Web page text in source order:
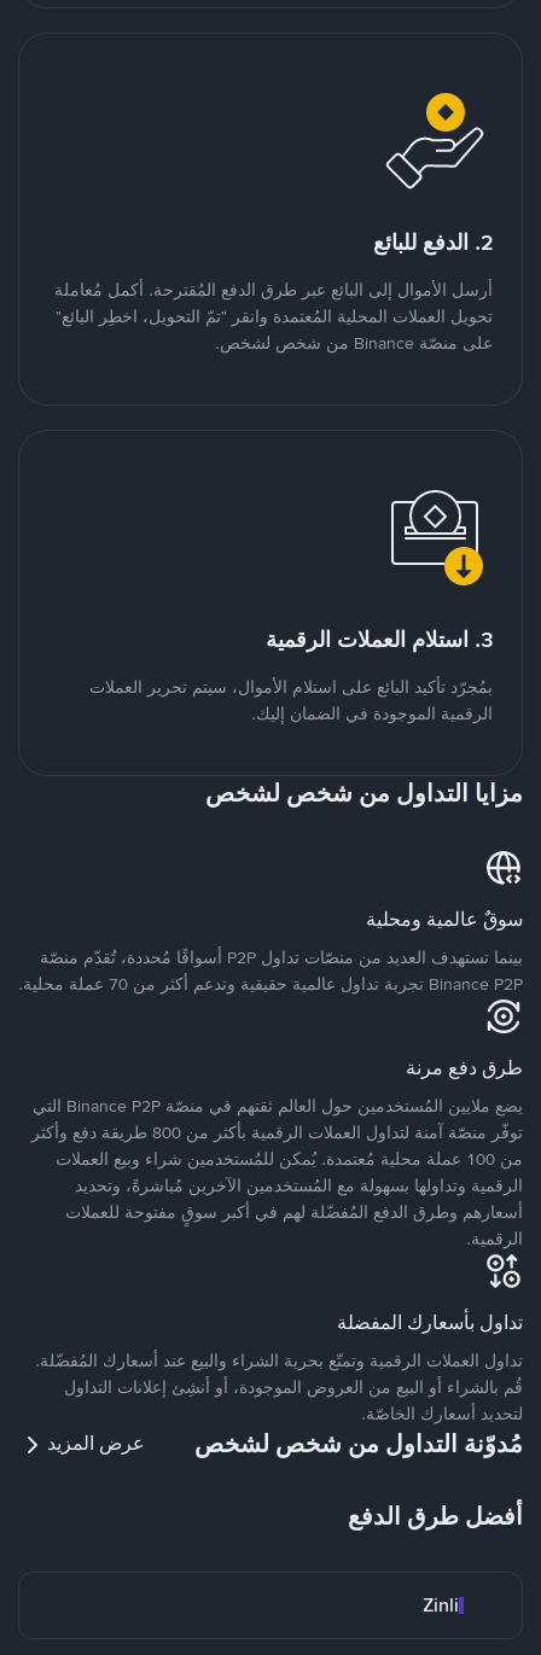
2. الدفع للبائع
أرسل الأموال إلى البائع عبر طرق الدفع المُقترحة. أكمل مُعاملة
تحويل العملات المحلية المُعتمدة وانقر "تمّ التحويل، اخطِر البائع"
على منصّة Binance من شخص لشخص.
3. استلام العملات الرقمية
بمُجرّد تأكيد البائع على استلام الأموال، سيتم تحرير العملات
الرقمية الموجودة في الضمان إليك.
مزايا التداول من شخص لشخص
سوقٌ عالمية ومحلية
بينما تستهدف العديد من منصّات تداول P2P أسواقًا مُحددة، تُقدّم منصّة
Binance P2P تجربة تداول عالمية حقيقية وتدعم أكثر من 70 عملة محلية.
طرق دفع مرنة
يضع ملايين المُستخدمين حول العالم ثقتهم في منصّة Binance P2P التي
توفّر منصّة آمنة لتداول العملات الرقمية بأكثر من 800 طريقة دفع وأكثر
من 100 عملة محلية مُعتمدة. يُمكن للمُستخدمين شراء وبيع العملات
الرقمية وتداولها بسهولة مع المُستخدمين الآخرين مُباشرةً، وتحديد
أسعارهم وطرق الدفع المُفضّلة لهم في أكبر سوقٍ مفتوحة للعملات
الرقمية.
تداول بأسعارك المفضلة
تداول العملات الرقمية وتمتّع بحرية الشراء والبيع عند أسعارك المُفضّلة.
قُم بالشراء أو البيع من العروض الموجودة، أو أنشِئ إعلانات التداول
لتحديد أسعارك الخاصّة.
مُدوّنة التداول من شخص لشخص عرض المزيد
أفضل طرق الدفع
Zinli